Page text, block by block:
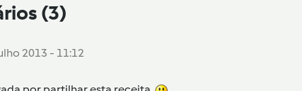
(3)
2013 - 11:12